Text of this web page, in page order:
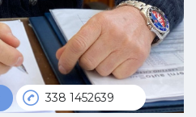
338 1452639